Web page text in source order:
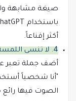
صيغة مشابهة
أكثر إقناعاً.
4. لا تنسى اللمسة الإنسانية
أضف جملة تعبر
"أنا شخصياً
الصوت فيها رائع